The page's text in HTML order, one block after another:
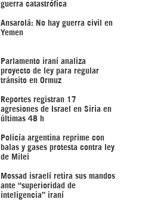
guerra catastrófica
Ansarolá: No hay guerra civil en
Yemen
Parlamento iraní analiza
proyecto de ley para regular
tránsito en Ormuz
Reportes registran 17
agresiones de Israel en Siria en
últimas 48 h
Policía argentina reprime con
balas y gases protesta contra ley
de Milei
Mossad israelí retira sus mandos
ante “superioridad de
inteligencia” iraní